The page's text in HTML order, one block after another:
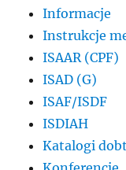
Informacje
Instrukcje
ISAAR (CPF)
ISAD (G)
ISAF/ISDF
ISDIAH
Katalogi